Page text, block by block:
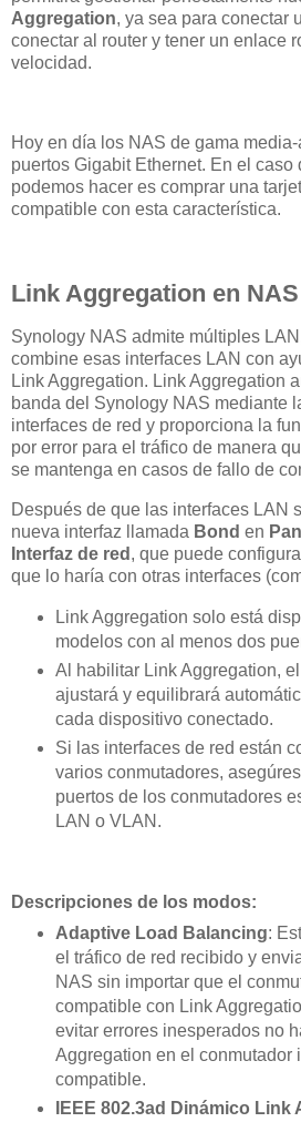
Aggregation, ya sea para conectar
conectar al router y tener un enlace
velocidad.
Hoy en día los NAS de gama
puertos Gigabit Ethernet. En el
podemos hacer es comprar una
compatible con esta característica.
Link Aggregation en
Synology NAS admite múltiples
combine esas interfaces LAN con
Link Aggregation. Link Aggregation
banda del Synology NAS mediante
interfaces de red y proporciona la
por error para el tráfico de manera
se mantenga en casos de fallo de
Después de que las interfaces LAN
nueva interfaz llamada Bond en
Interfaz de red , que puede
que lo haría con otras interfaces
Link Aggregation solo está
modelos con al menos dos
Al habilitar Link Aggregation,
ajustará y equilibrará
cada dispositivo conectado.
Si las interfaces de red están
varios conmutadores,
puertos de los conmutadores
LAN o VLAN.
Descripciones de los modos:
Adaptive Load Balancing:
el tráfico de red recibido y
NAS sin importar que el
compatible con Link
evitar errores inesperados no
Aggregation en el conmutador
compatible.
IEEE 802.3ad Dinámico Link